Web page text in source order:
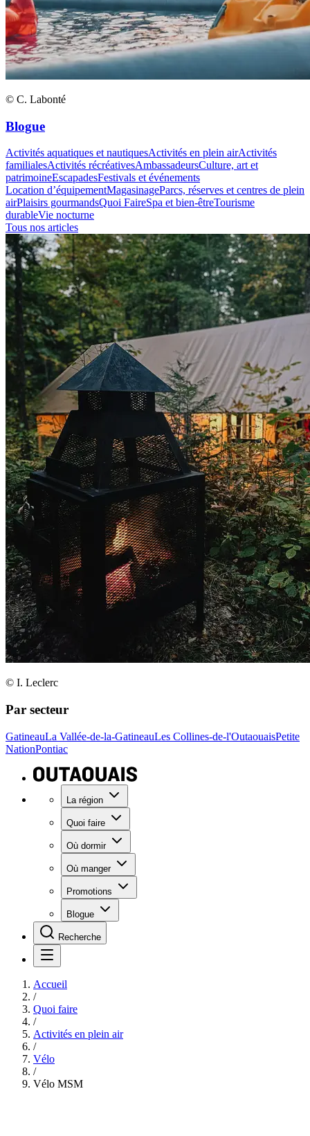
© C. Labonté
Blogue
Activités aquatiques et nautiquesActivités en plein airActivités
familialesActivités récréativesAmbassadeursCulture, art et
patrimoineEscapadesFestivals et événements
Location d’équipementMagasinageParcs, réserves et centres de plein
airPlaisirs gourmandsQuoi FaireSpa et bien-êtreTourisme
durableVie nocturne
Tous nos articles
© I. Leclerc
Par secteur
GatineauLa Vallée-de-la-GatineauLes Collines-de-l'OutaouaisPetite
NationPontiac
La région
Quoi faire
Où dormir
Où manger
Promotions
Blogue
Recherche
Accueil
/
Quoi faire
/
Activités en plein air
/
Vélo
/
Vélo MSM